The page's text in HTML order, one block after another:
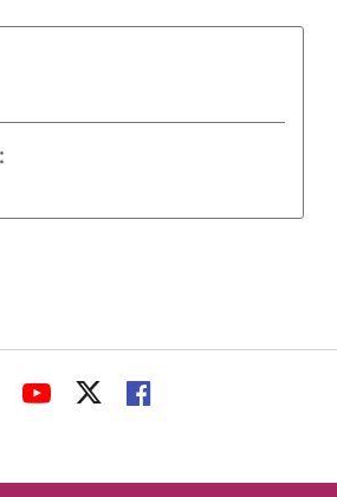
LINK
APPLICATION.
LINK
APPLICATION.
LINK
APPLICATION.